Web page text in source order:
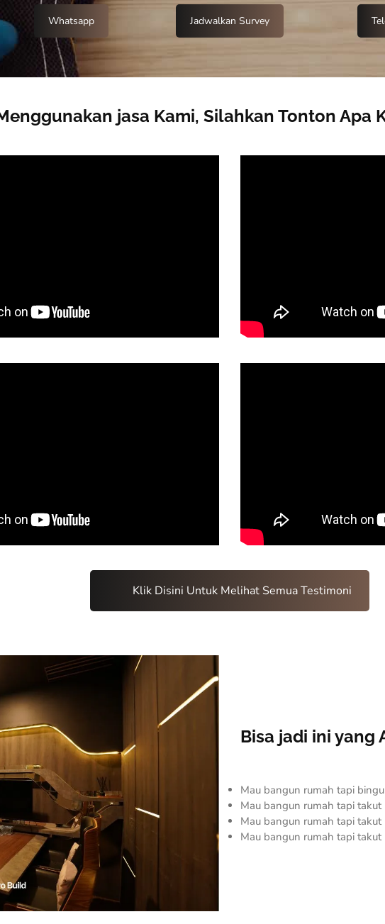
Whatsapp Jadwalkan Survey
jasa Kami, Silahkan Tonton Apa
Klik Disini Untuk Melihat Semua Testimoni
Bisa jadi ini yang
Mau bangun rumah tapi
Mau bangun rumah tapi takut
Mau bangun rumah tapi
Mau bangun rumah tapi